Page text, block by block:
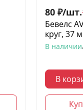
80 ₽/шт.
Бевелс
круг, 37
В наличии
В